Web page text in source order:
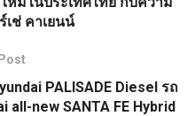
เช่ คาเยนน์
PALISADE Diesel รถ
all-new SANTA FE Hybrid